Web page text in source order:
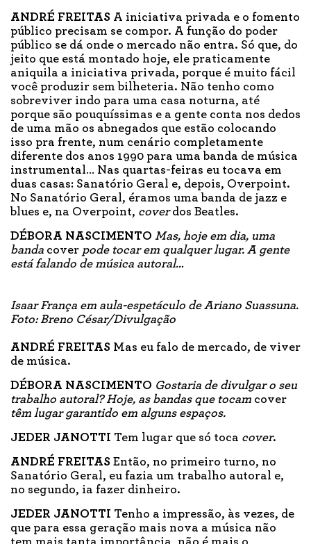
ANDRÉ FREITAS A iniciativa privada e o fomento
público precisam se compor. A função do poder
público se dá onde o mercado não entra. Só que, do
jeito que está montado hoje, ele praticamente
aniquila a iniciativa privada, porque é muito fácil
você produzir sem bilheteria. Não tenho como
sobreviver indo para uma casa noturna, até
porque são pouquíssimas e a gente conta nos dedos
de uma mão os abnegados que estão colocando
isso pra frente, num cenário completamente
diferente dos anos 1990 para uma banda de música
instrumental… Nas quartas-feiras eu tocava em
duas casas: Sanatório Geral e, depois, Overpoint.
No Sanatório Geral, éramos uma banda de jazz e
blues e, na Overpoint, coverdos Beatles.
DÉBORA NASCIMENTO Mas, hoje em dia, uma
banda cover pode tocar em qualquer lugar. A gente
está falando de música autoral…
Isaar França em aula-espetáculo de Ariano Suassuna.
Foto: Breno César/Divulgação
ANDRÉ FREITAS Mas eu falo de mercado, de viver
de música.
DÉBORA NASCIMENTO Gostaria de divulgar o seu
trabalho autoral? Hoje, as bandas que tocam cover
têm lugar garantido em alguns espaços.
JEDER JANOTTI Tem lugar que só toca cover.
ANDRÉ FREITAS Então, no primeiro turno, no
Sanatório Geral, eu fazia um trabalho autoral e,
no segundo, ia fazer dinheiro.
JEDER JANOTTI Tenho a impressão, às vezes, de
que para essa geração mais nova a música não